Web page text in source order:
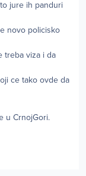
jure ih panduri
novo policisko
treba viza i da
ce tako ovde da
u CrnojGori.